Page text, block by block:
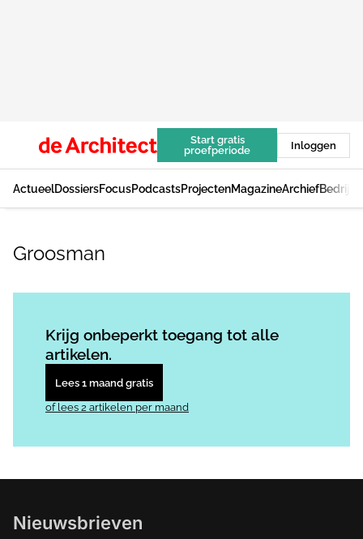
Start gratis
proefperiode
Inloggen
ActueelDossiersFocusPodcastsProjectenMagazineArchief
Groosman
Krijg onbeperkt toegang tot alle
artikelen.
Lees 1 maand gratis
of lees 2 artikelen per maand
Nieuwsbrieven